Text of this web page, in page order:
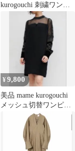
kurogouchi 刺繍ワンピ
¥9,800
美品 mame kurogouchi
メッシュ切替ワンピー
ス ブラック